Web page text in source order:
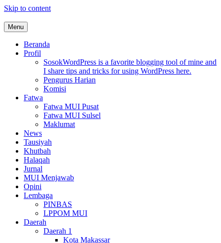
Skip to content
MUI Sulawesi Selatan
Khadimul Ummah wa Shadiqul Hukuuma
Menu
Beranda
Profil
SosokWordPress is a favorite blogging tool of mine and
I share tips and tricks for using WordPress here.
Pengurus Harian
Komisi
Fatwa
Fatwa MUI Pusat
Fatwa MUI Sulsel
Maklumat
News
Tausiyah
Khutbah
Halaqah
Jurnal
MUI Menjawab
Opini
Lembaga
PINBAS
LPPOM MUI
Daerah
Daerah 1
Kota Makassar